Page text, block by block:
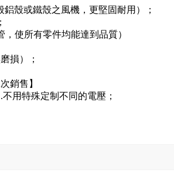
殼或鐵殼之風機，更堅固耐用）；
使所有零件均能達到品質）
損）；
銷售】
用特殊定制不同的電壓；